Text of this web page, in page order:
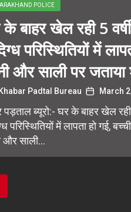
POLICE
बाहर खेल रही 5
परिस्थितियों में
और साली पर
Khabar Padtal Bureau March
ब्यूरो:- घर के बाहर खेल रही
परिस्थितियों में लापता हो गई,
और साली...